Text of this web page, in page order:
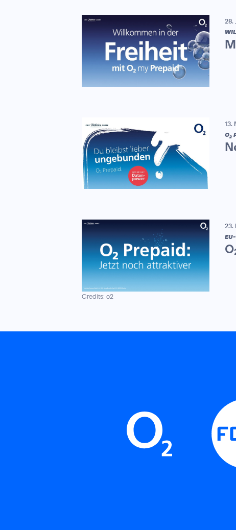
28.
13.
O2
Credits: o2
23.
O